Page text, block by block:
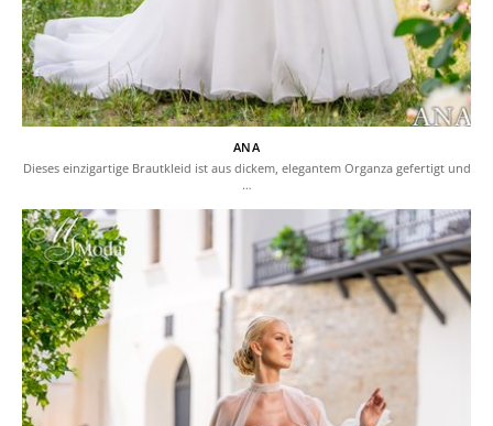
ANA
Dieses einzigartige Brautkleid ist aus dickem, elegantem Organza gefertigt und
…